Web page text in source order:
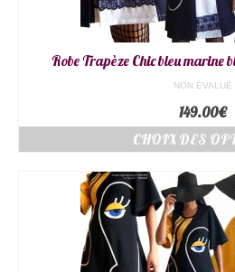
Robe Trapèze Chic bleu marine
NON ÉVALUÉ
149.00€
CHOIX DES